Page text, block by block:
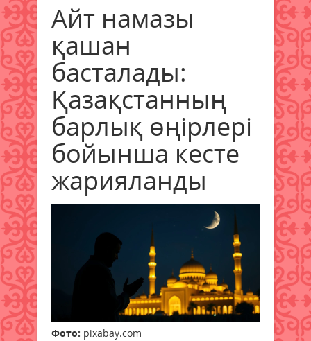
Айт намазы
қашан
басталады:
Қазақстанның
барлық өңірлері
бойынша кесте
жарияланды
Фото: pixabay.com